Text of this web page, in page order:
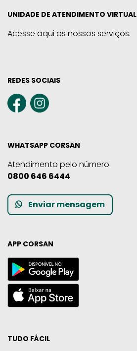
UNIDADE DE ATENDIMENTO VIRTUAL
Acesse aqui os nossos serviços.
REDES SOCIAIS
WHATSAPP CORSAN
Atendimento pelo número
0800 646 6444
Enviar mensagem
APP CORSAN
TUDO FÁCIL